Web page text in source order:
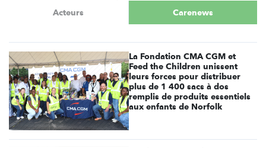
Acteurs Carenews
La Fondation CMA CGM et
Feed the Children unissent
leurs forces pour distribuer
plus de 1 400 sacs à dos
remplis de produits essentiels
aux enfants de Norfolk